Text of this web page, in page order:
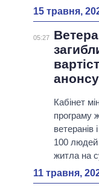
15 травня,
05:27
Кабінет
програму
ветеранів
100
житла на
11 травня,